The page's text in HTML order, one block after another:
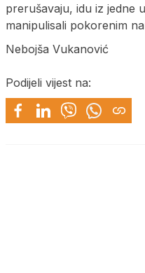
prerušavaju, idu iz jedne
manipulisali pokorenim
Nebojša Vukanović
Podijeli vijest na: